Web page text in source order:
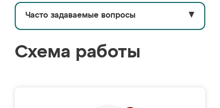
Часто задаваемые вопросы ▼
Схема работы